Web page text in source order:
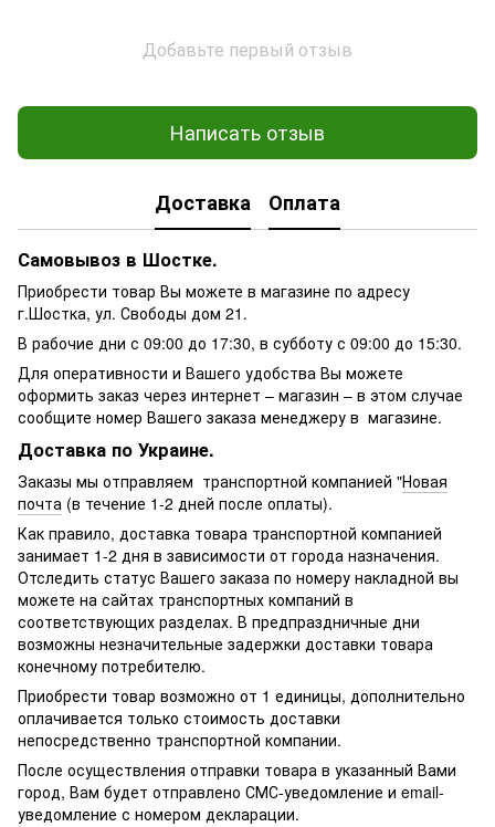
Добавьте первый отзыв
Написать отзыв
Доставка Оплата
Самовывоз в Шостке.
Приобрести товар Вы можете в магазине по адресу
г.Шостка, ул. Свободы дом 21.
В рабочие дни с 09:00 до 17:30, в субботу с 09:00 до 15:30.
Для оперативности и Вашего удобства Вы можете
оформить заказ через интернет – магазин – в этом случае
сообщите номер Вашего заказа менеджеру в магазине.
Доставка по Украине.
Заказы мы отправляем транспортной компанией "Новая
почта (в течение 1-2 дней после оплаты).
Как правило, доставка товара транспортной компанией
занимает 1-2 дня в зависимости от города назначения.
Отследить статус Вашего заказа по номеру накладной вы
можете на сайтах транспортных компаний в
соответствующих разделах. В предпраздничные дни
возможны незначительные задержки доставки товара
конечному потребителю.
Приобрести товар возможно от 1 единицы, дополнительно
оплачивается только стоимость доставки
непосредственно транспортной компании.
После осуществления отправки товара в указанный Вами
город, Вам будет отправлено СМС-уведомление и email-
уведомление с номером декларации.